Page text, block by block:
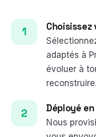
Choisissez
adaptés à
évoluer à
reconstruire.
Déployé
Nous